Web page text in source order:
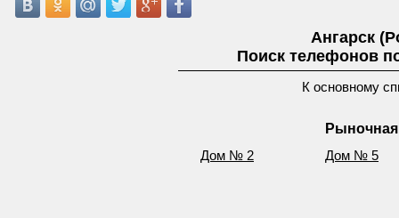
Ангарск
Поиск телефонов
К основному
Дом № 2 Дом № 5